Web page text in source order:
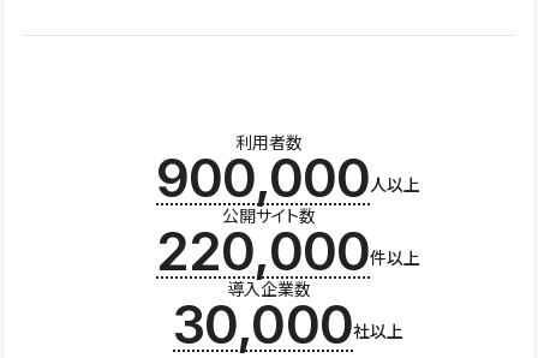
利用者数
900,000人以上
公開サイト数
220,000件以上
導入企業数
30,000社以上